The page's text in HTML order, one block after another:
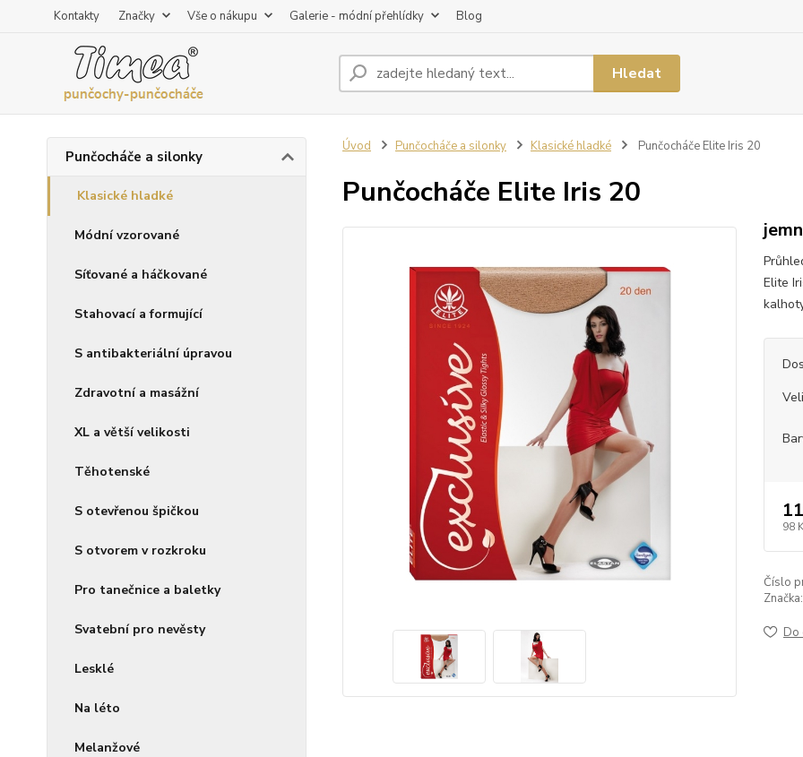
Kontakty Značky Vše o nákupu Galerie - módní přehlídky Blog
Hledat
Punčocháče a silonky
Klasické hladké
Módní vzorované
Síťované a háčkované
Stahovací a formující
S antibakteriální úpravou
Zdravotní a masážní
XL a větší velikosti
Těhotenské
S otevřenou špičkou
S otvorem v rozkroku
Pro tanečnice a baletky
Svatební pro nevěsty
Lesklé
Na léto
Melanžové
Úvod Punčocháče a silonky Klasické hladké Punčocháče Elite Iris 20
Punčocháče Elite Iris 20
Elite
98
Číslo
Značka:
Do